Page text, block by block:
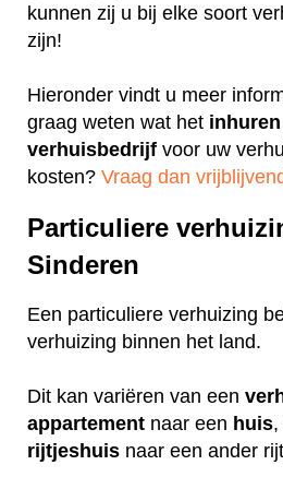
kunnen zij u bij elke soort
zijn!
Hieronder vindt u meer
graag weten wat het inhuren
verhuisbedrijf voor uw
kosten? Vraag dan
Particuliere
Sinderen
Een particuliere verhuizing
verhuizing binnen het land.
Dit kan variëren van een
appartement naar een huis
rijtjeshuis naar een ander